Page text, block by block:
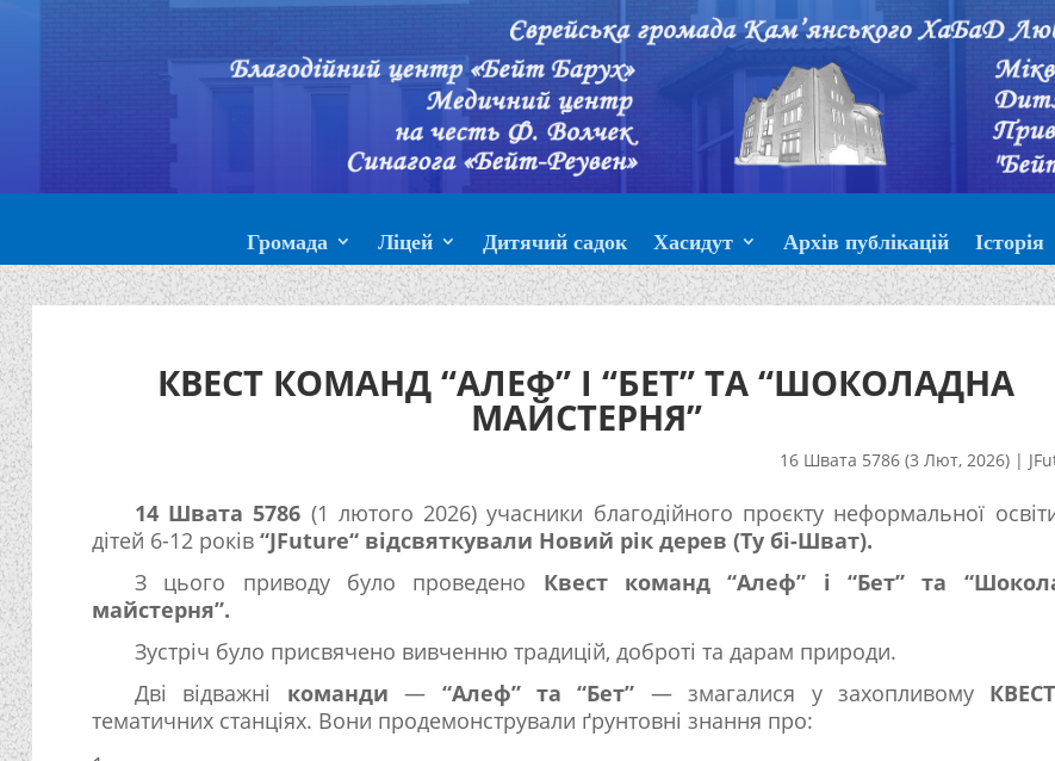
Громада Ліцей Дитячий садок Хасидут Архів публікацій Історія
КВЕСТ КОМАНД “АЛЕФ” І “БЕТ” ТА “ШОКОЛАДНА
МАЙСТЕРНЯ”
16 Швата 5786 (3 Лют, 2026)|
14 Швата 5786 (1 лютого 2026) учасники благодійного проєкту неформальної
дітей 6-12 років “JFuture“ відсвяткували Новий рік дерев (Ту бі-Шват).
З цього приводу було проведено Квест команд “Алеф” і “Бет” та
майстерня”.
Зустріч було присвячено вивченню традицій, доброті та дарам природи.
Дві відважні команди — “Алеф” та “Бет” — змагалися у захопливому
тематичних станціях. Вони продемонстрували ґрунтовні знання про: